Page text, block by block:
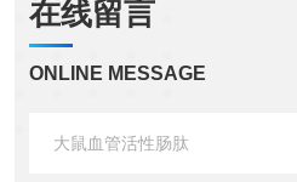
在线留言
ONLINE MESSAGE